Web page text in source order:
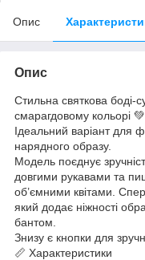
Опис
Опис
Стильна святкова боді-
смарагдовому кольорі 💚
Ідеальний варіант для
нарядного образу.
Модель поєднує
довгими рукавами та
об’ємними квітами.
який додає ніжності
бантом.
Знизу є кнопки для
📏 Характеристики